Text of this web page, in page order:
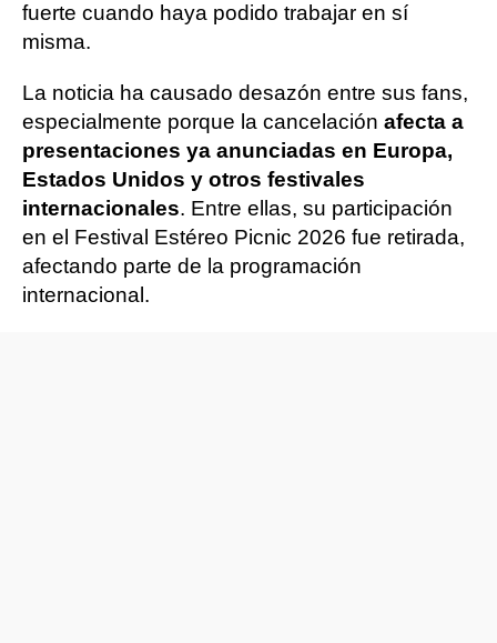
fuerte cuando haya podido trabajar en sí
misma.
La noticia ha causado desazón entre sus fans,
especialmente porque la cancelación afecta a
presentaciones ya anunciadas en Europa,
Estados Unidos y otros festivales
internacionales. Entre ellas, su participación
en el Festival Estéreo Picnic 2026 fue retirada,
afectando parte de la programación
internacional.